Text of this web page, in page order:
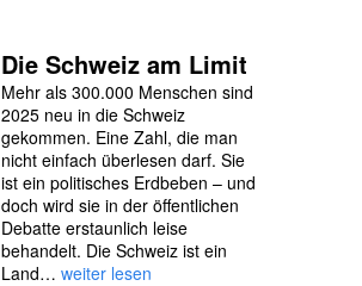
Die Schweiz am Limit
Mehr als 300.000 Menschen sind
2025 neu in die Schweiz
gekommen. Eine Zahl, die man
nicht einfach überlesen darf. Sie
ist ein politisches Erdbeben – und
doch wird sie in der öffentlichen
Debatte erstaunlich leise
behandelt. Die Schweiz ist ein
Land… weiter lesen